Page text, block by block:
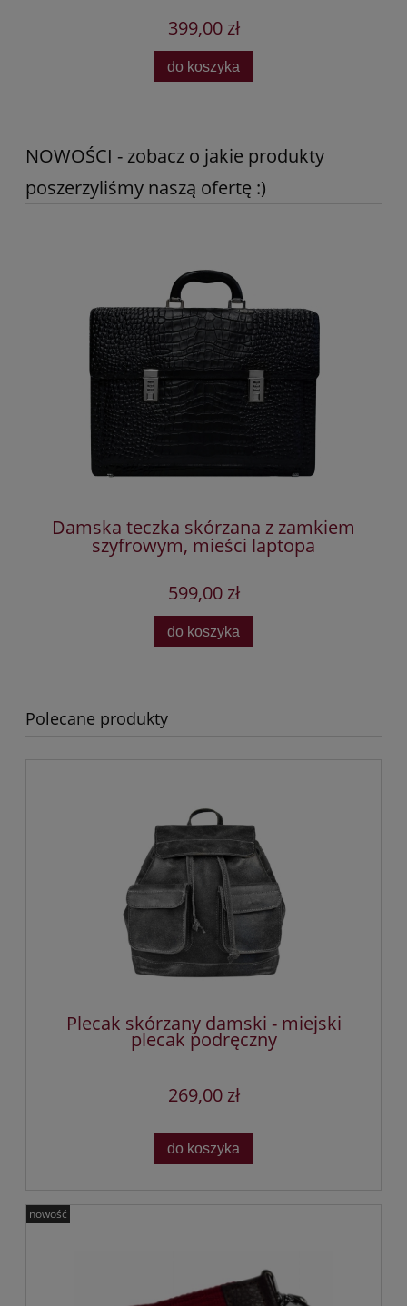
399,00 zł
do koszyka
NOWOŚCI - zobacz o jakie produkty
poszerzyliśmy naszą ofertę :)
Damska teczka skórzana z zamkiem
szyfrowym, mieści laptopa
599,00 zł
do koszyka
Polecane produkty
Plecak skórzany damski - miejski
plecak podręczny
269,00 zł
do koszyka
nowość